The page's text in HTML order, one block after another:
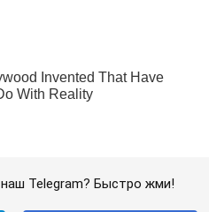
Telegram? Быстро жми!